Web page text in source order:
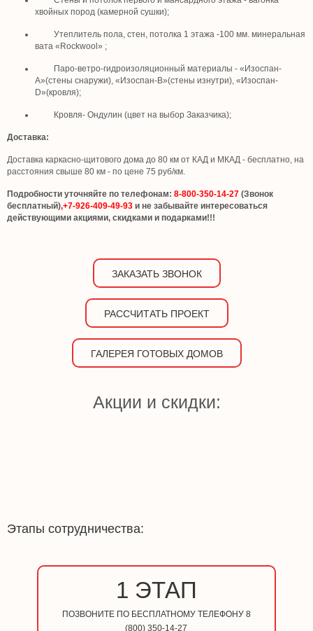
хвойных пород (камерной сушки);
Утеплитель пола, стен, потолка 1 этажа -100 мм. минеральная
вата «Rockwool» ;
Паро-ветро-гидроизоляционный материалы - «Изоспан-
А»(стены снаружи), «Изоспан-В»(стены изнутри), «Изоспан-
D»(кровля);
Кровля- Ондулин (цвет на выбор Заказчика);
Доставка:
Доставка каркасно-щитового дома до 80 км от КАД и МКАД - бесплатно, на
расстояния свыше 80 км - по цене 75 руб/км.
Подробности уточняйте по телефонам: 8-800-350-14-27 (Звонок
бесплатный),+7-926-409-49-93 и не забывайте интересоваться
действующими акциями, скидками и подарками!!!
ЗАКАЗАТЬ ЗВОНОК
РАССЧИТАТЬ ПРОЕКТ
ГАЛЕРЕЯ ГОТОВЫХ ДОМОВ
Акции и скидки:
Этапы сотрудничества:
1 ЭТАП
ПОЗВОНИТЕ ПО БЕСПЛАТНОМУ ТЕЛЕФОНУ 8
(800) 350-14-27